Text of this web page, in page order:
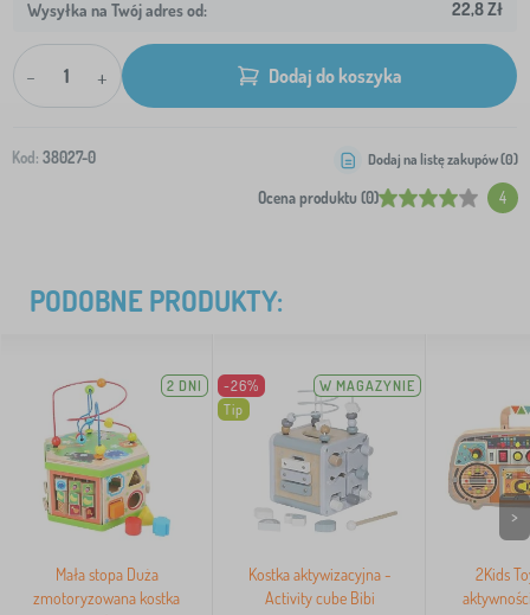
Wysyłka na Twój adres od: 22,8 Zł
- + Dodaj do koszyka
Kod: 38027-0
Ocena produktu (0) 4
Dodaj na listę zakupów (0)
PODOBNE PRODUKTY:
2 DNI
Mała stopa Duża
zmotoryzowana kostka
-26%
Tip
W MAGAZYNIE
Kostka aktywizacyjna -
Activity cube Bibi
2Kids
>